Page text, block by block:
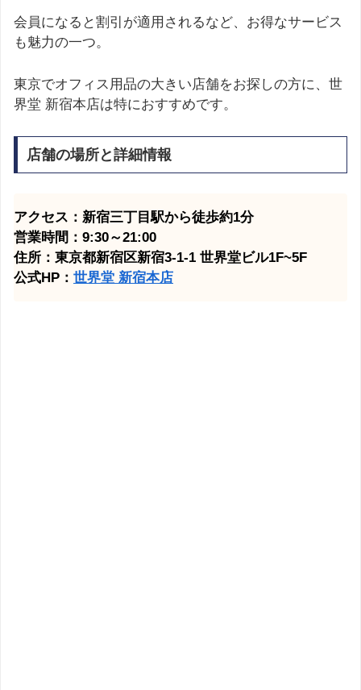
会員になると割引が適用されるなど、お得なサービス
も魅力の一つ。
東京でオフィス用品の大きい店舗をお探しの方に、世
界堂 新宿本店は特におすすめです。
店舗の場所と詳細情報
アクセス：新宿三丁目駅から徒歩約1分
営業時間：9:30～21:00
住所：東京都新宿区新宿3-1-1 世界堂ビル1F~5F
公式HP： 世界堂 新宿本店